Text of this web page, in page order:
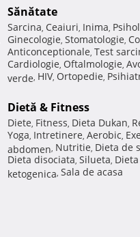
Sănătate
Sarcina, Ceaiuri, Inima,
Ginecologie, Stomatologie,
Anticonceptionale, Test
Cardiologie, Oftalmologie,
verde, HIV, Ortopedie,
Dietă & Fitness
Diete, Fitness, Dieta Dukan,
Yoga, Intretinere, Aerobic,
abdomen, Nutritie, Dieta de
Dieta disociata, Silueta, Dieta
ketogenica, Sala de acasa